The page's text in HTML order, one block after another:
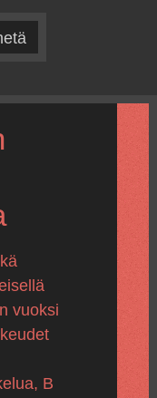
vuoksi
B